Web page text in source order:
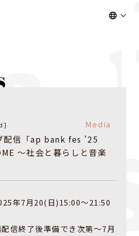
Media
配信「ap bank fes ’25
〜社会と暮らしと音楽
年7月20(日)15:00〜21:50
信終了後準備でき次第〜7月